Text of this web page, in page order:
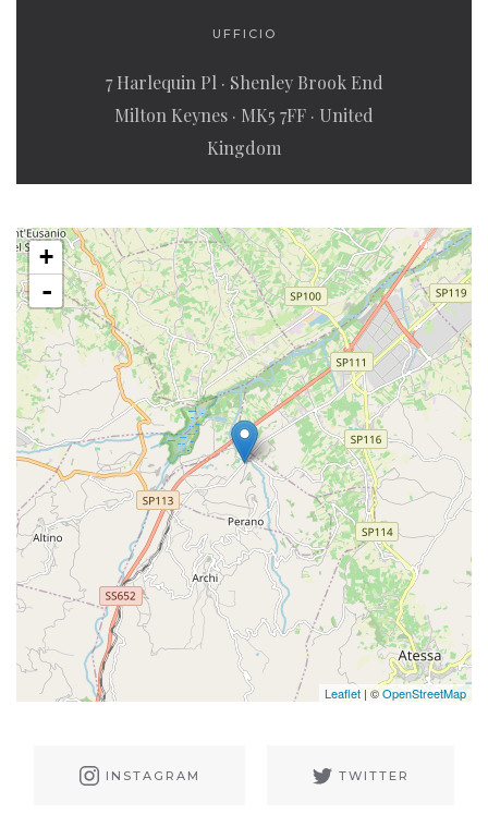
UFFICIO
7 Harlequin Pl · Shenley Brook End
Milton Keynes · MK5 7FF · United
Kingdom
+
-
Leaflet| ©OpenStreetMap
INSTAGRAM TWITTER